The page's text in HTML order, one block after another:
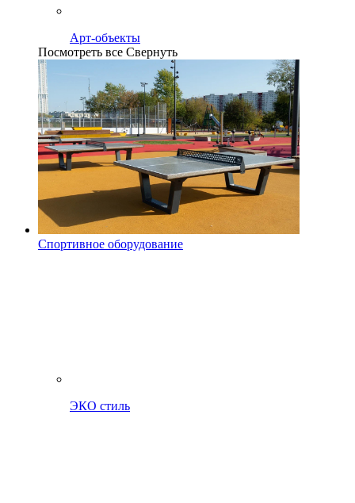
Арт-объекты
Посмотреть все Свернуть
Спортивное оборудование
ЭКО стиль